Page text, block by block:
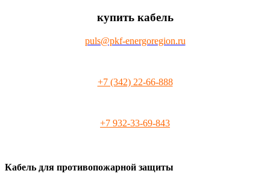
купить кабель
puls@pkf-energoregion.ru
+7 (342) 22-66-888
+7 932-33-69-843
Кабель для противопожарной защиты